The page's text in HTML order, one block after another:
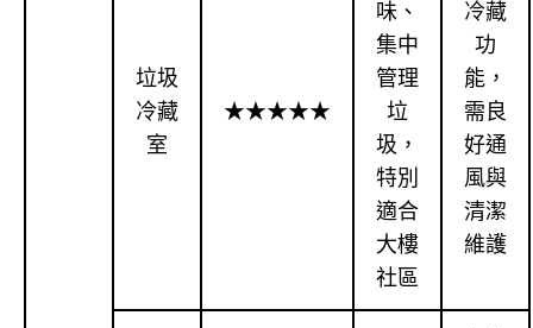
垃圾
冷藏
室
★★★★★
味、
集中
管理
垃
圾，
特別
適合
大樓
社區
冷藏
功
能，
需良
好通
風與
清潔
維護